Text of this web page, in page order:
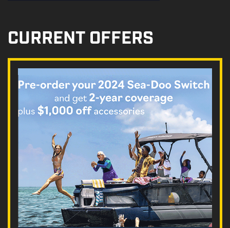
CURRENT OFFERS